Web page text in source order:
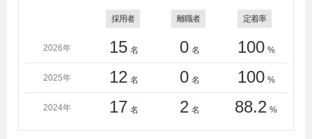
採用者 離職者 定着率
2026年 15 名 0 名 100 %
2025年 12 名 0 名 100 %
2024年 17 名 2 名 88.2 %